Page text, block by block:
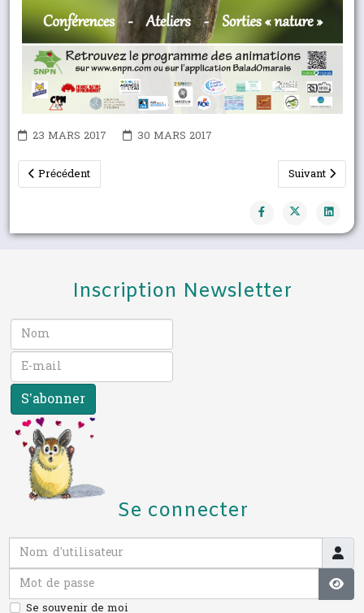
23 MARS 2017
30 MARS 2017
Article précédent : Le REN 43 interpelle le Préfet au sujet de
Précédent Article
Suivant
Inscription Newsletter
S’abonner
Se connecter
Nom d'utilisateur
Mot de passe
Se souvenir de moi